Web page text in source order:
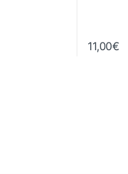
11,00€